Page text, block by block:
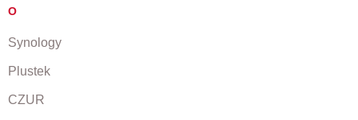
O
Synology
Plustek
CZUR